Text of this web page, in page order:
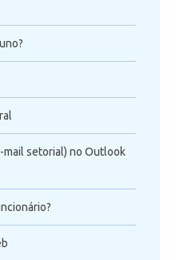
mail setorial) no Outlook